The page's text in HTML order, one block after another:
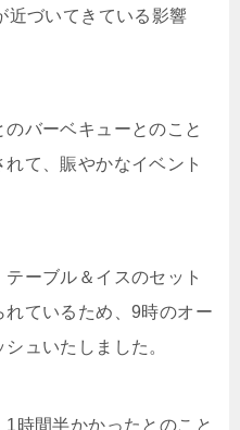
近づいてきている影響
バーベキューとのこと
て、賑やかなイベント
ーブル＆イスのセット
ているため、9時のオー
ュいたしました。
時間半かかったとのこと